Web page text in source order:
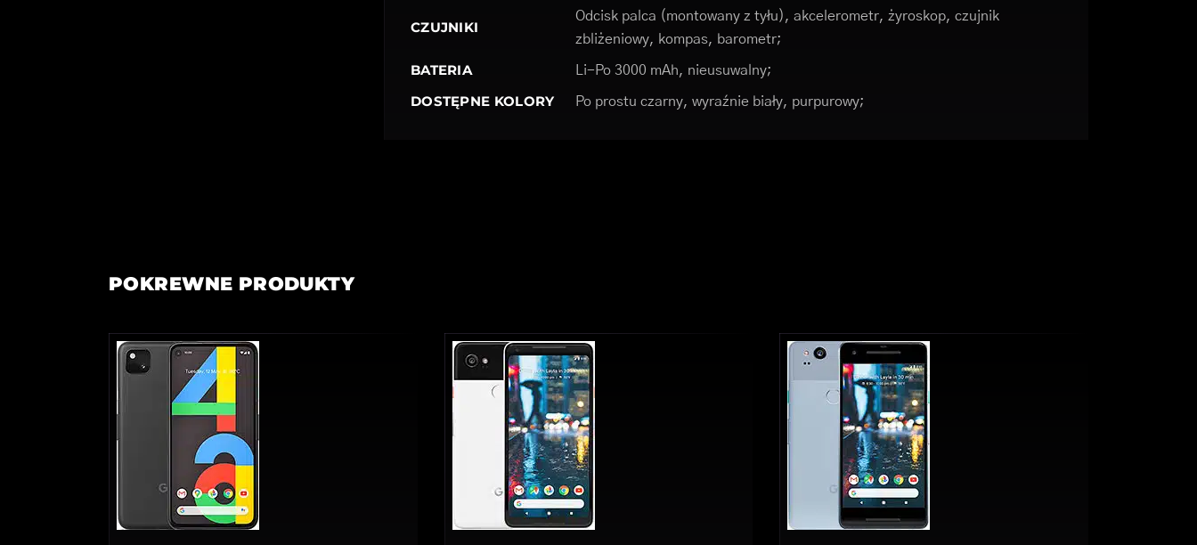
CZUJNIKI
Odcisk palca (montowany z tyłu), akcelerometr, żyroskop, czujnik
zbliżeniowy, kompas, barometr;
BATERIA Li-Po 3000 mAh, nieusuwalny;
DOSTĘPNE KOLORY Po prostu czarny, wyraźnie biały, purpurowy;
POKREWNE PRODUKTY